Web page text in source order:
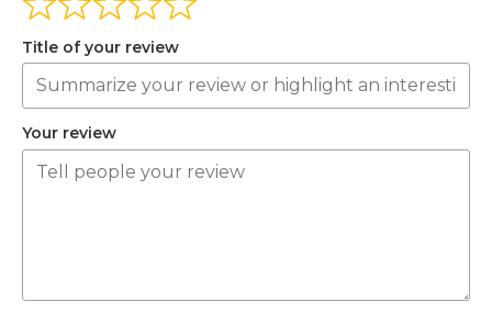
Title of your review
Your review